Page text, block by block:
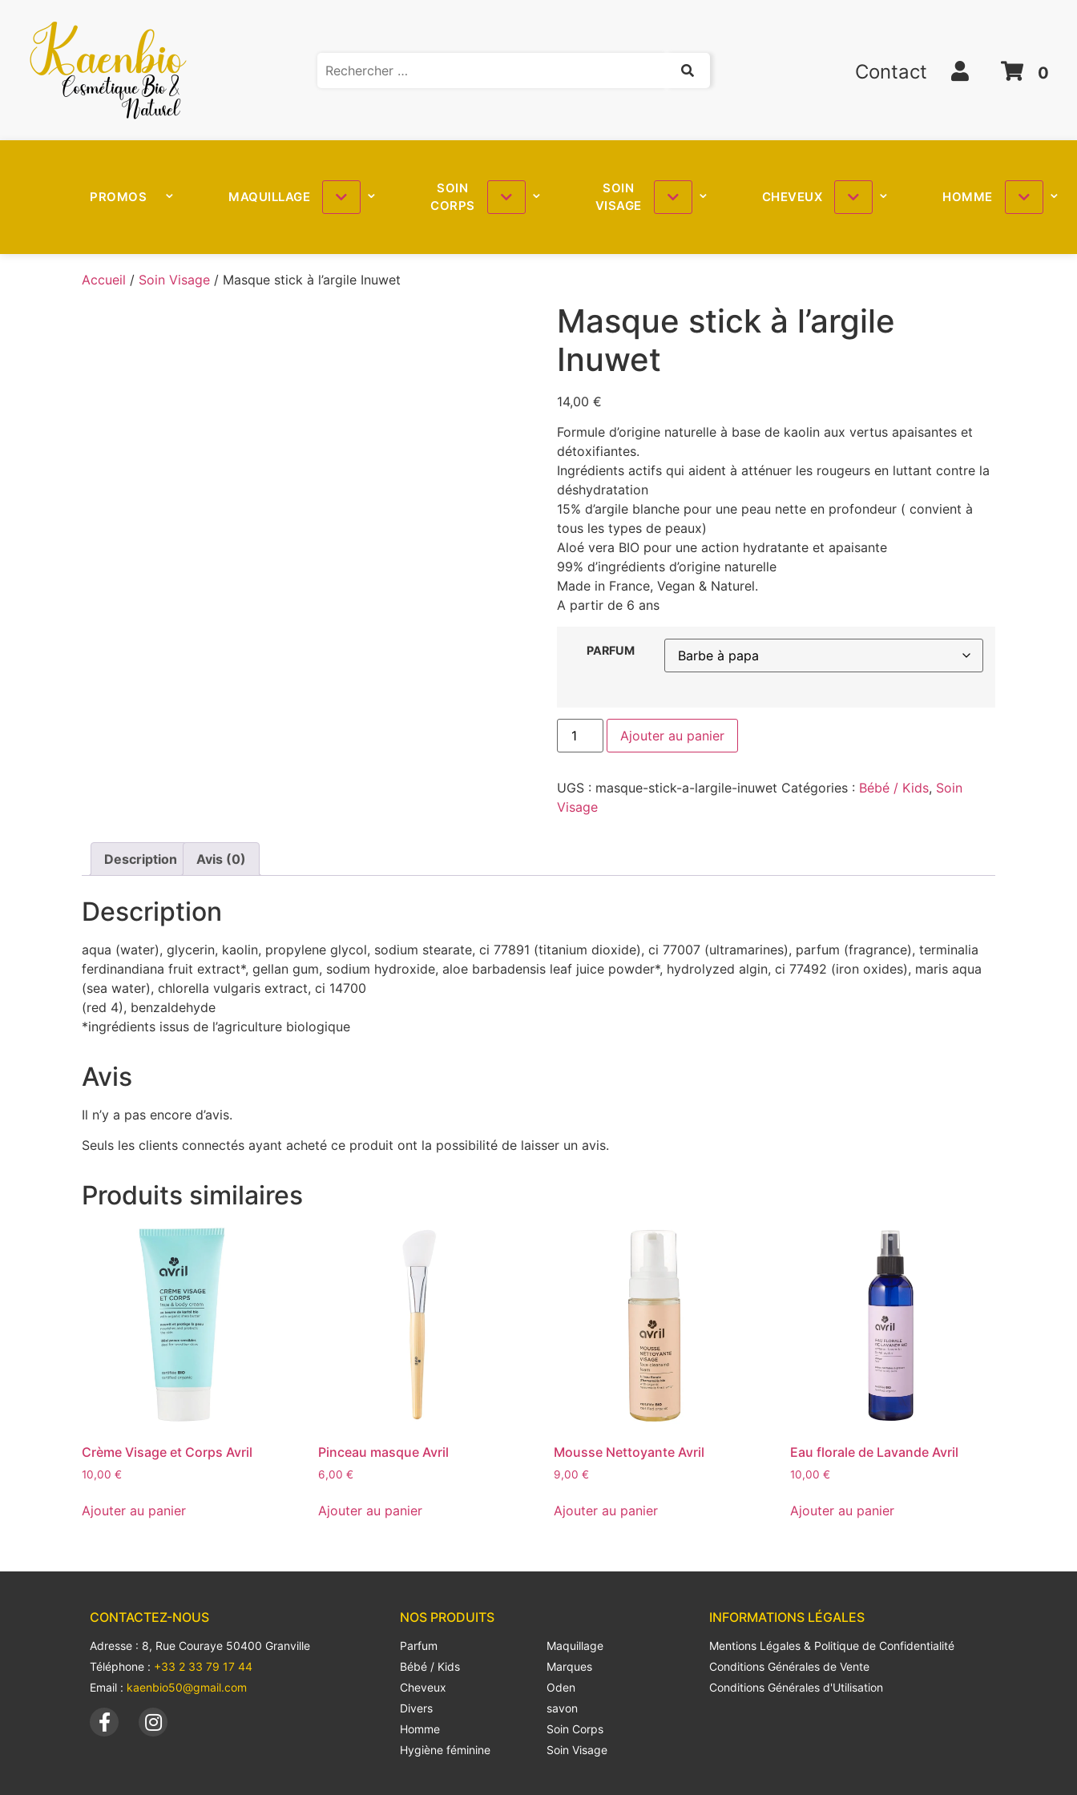
Contact 0
PROMOS MAQUILLAGE
SOIN
CORPS
SOIN
VISAGE
CHEVEUX HOMME
Accueil / Soin Visage / Masque stick à l’argile Inuwet
Masque stick à l’argile
Inuwet
14,00 €
Formule d’origine naturelle à base de kaolin aux vertus apaisantes et
détoxifiantes.
Ingrédients actifs qui aident à atténuer les rougeurs en luttant contre la
déshydratation
15% d’argile blanche pour une peau nette en profondeur ( convient à
tous les types de peaux)
Aloé vera BIO pour une action hydratante et apaisante
99% d’ingrédients d’origine naturelle
Made in France, Vegan & Naturel.
A partir de 6 ans
PARFUM
Ajouter au panier
UGS : masque-stick-a-largile-inuwet Catégories : Bébé / Kids, Soin
Visage
Description Avis (0)
Description
aqua (water), glycerin, kaolin, propylene glycol, sodium stearate, ci 77891 (titanium dioxide), ci 77007 (ultramarines), parfum (fragrance), terminalia
ferdinandiana fruit extract*, gellan gum, sodium hydroxide, aloe barbadensis leaf juice powder*, hydrolyzed algin, ci 77492 (iron oxides), maris aqua
(sea water), chlorella vulgaris extract, ci 14700
(red 4), benzaldehyde
*ingrédients issus de l’agriculture biologique
Avis
Il n’y a pas encore d’avis.
Seuls les clients connectés ayant acheté ce produit ont la possibilité de laisser un avis.
Produits similaires
Crème Visage et Corps Avril
10,00 €
Ajouter au panier
Pinceau masque Avril
6,00 €
Ajouter au panier
Mousse Nettoyante Avril
9,00€
Ajouter au panier
Eau florale de Lavande Avril
10,00€
Ajouter au panier
CONTACTEZ-NOUS
Adresse : 8, Rue Couraye 50400 Granville
Téléphone : +33 2 33 79 17 44
Email : kaenbio50@gmail.com
NOS PRODUITS
Parfum
Bébé / Kids
Cheveux
Divers
Homme
Hygiène féminine
Maquillage
Marques
Oden
savon
Soin Corps
Soin Visage
INFORMATIONS LÉGALES
Mentions Légales & Politique de Confidentialité
Conditions Générales de Vente
Conditions Générales d'Utilisation